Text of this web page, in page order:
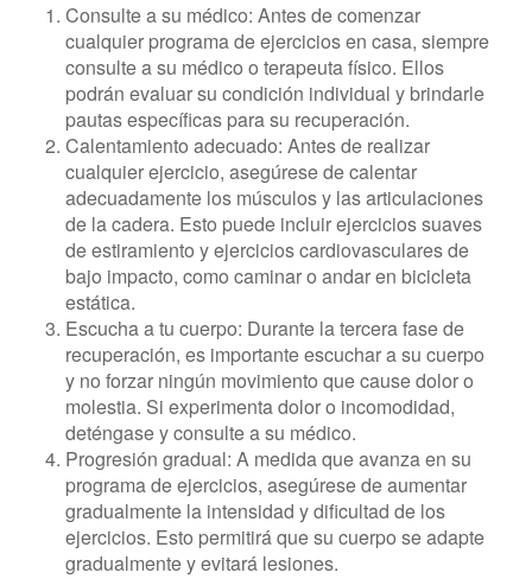
Consulte a su médico: Antes de comenzar
cualquier programa de ejercicios en casa, siempre
consulte a su médico o terapeuta físico. Ellos
podrán evaluar su condición individual y brindarle
pautas específicas para su recuperación.
Calentamiento adecuado: Antes de realizar
cualquier ejercicio, asegúrese de calentar
adecuadamente los músculos y las articulaciones
de la cadera. Esto puede incluir ejercicios suaves
de estiramiento y ejercicios cardiovasculares de
bajo impacto, como caminar o andar en bicicleta
estática.
Escucha a tu cuerpo: Durante la tercera fase de
recuperación, es importante escuchar a su cuerpo
y no forzar ningún movimiento que cause dolor o
molestia. Si experimenta dolor o incomodidad,
deténgase y consulte a su médico.
Progresión gradual: A medida que avanza en su
programa de ejercicios, asegúrese de aumentar
gradualmente la intensidad y dificultad de los
ejercicios. Esto permitirá que su cuerpo se adapte
gradualmente y evitará lesiones.